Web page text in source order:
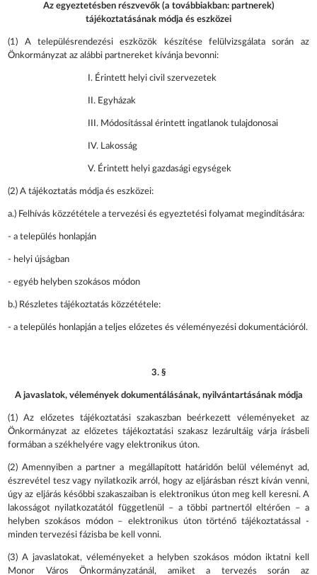
Az egyeztetésben részvevők (a továbbiakban: partnerek)
tájékoztatásának módja és eszközei
(1) A településrendezési eszközök készítése felülvizsgálata során az
Önkormányzat az alábbi partnereket kívánja bevonni:
I. Érintett helyi civil szervezetek
II. Egyházak
III. Módosítással érintett ingatlanok tulajdonosai
IV. Lakosság
V. Érintett helyi gazdasági egységek
(2) A tájékoztatás módja és eszközei:
a.) Felhívás közzététele a tervezési és egyeztetési folyamat megindítására:
- a település honlapján
- helyi újságban
- egyéb helyben szokásos módon
b.) Részletes tájékoztatás közzététele:
- a település honlapján a teljes előzetes és véleményezési dokumentációról.
3. §
A javaslatok, vélemények dokumentálásának, nyilvántartásának módja
(1) Az előzetes tájékoztatási szakaszban beérkezett véleményeket az
Önkormányzat az előzetes tájékoztatási szakasz lezárultáig várja írásbeli
formában a székhelyére vagy elektronikus úton.
(2) Amennyiben a partner a megállapított határidőn belül véleményt ad,
észrevétel tesz vagy nyilatkozik arról, hogy az eljárásban részt kíván venni,
úgy az eljárás későbbi szakaszaiban is elektronikus úton meg kell keresni. A
lakosságot nyilatkozatától függetlenül – a többi partnertől eltérően – a
helyben szokásos módon – elektronikus úton történő tájékoztatással -
minden tervezési fázisba be kell vonni.
(3) A javaslatokat, véleményeket a helyben szokásos módon iktatni kell
Monor Város Önkormányzatánál, amiket a tervezés során az